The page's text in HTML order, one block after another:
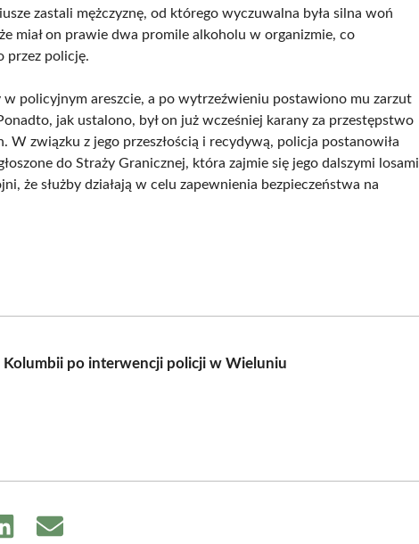
zastali mężczyznę, od którego wyczuwalna była silna woń
miał on prawie dwa promile alkoholu w organizmie, co
przez policję.
w policyjnym areszcie, a po wytrzeźwieniu postawiono mu zarzut
jak ustalono, był on już wcześniej karany za przestępstwo
W związku z jego przeszłością i recydywą, policja postanowiła
do Straży Granicznej, która zajmie się jego dalszymi losami
że służby działają w celu zapewnienia bezpieczeństwa na
po interwencji policji w Wieluniu
Share
Share